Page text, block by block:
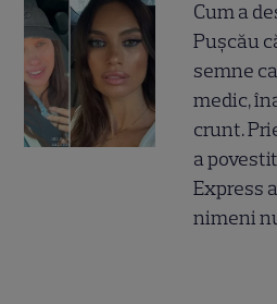
Cum a
Pușcău
semne
medic,
crunt.
a
Express
nimeni